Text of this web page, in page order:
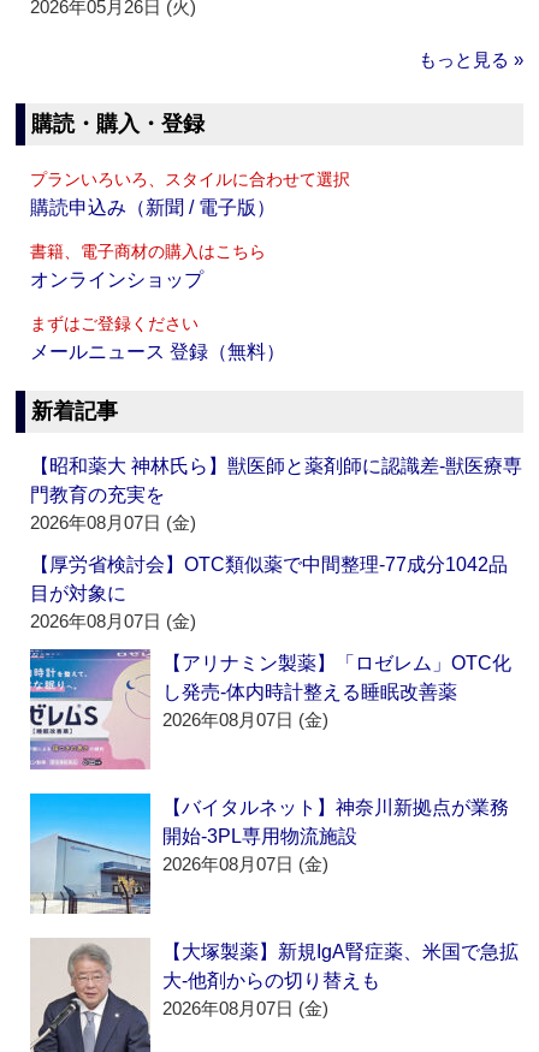
2026年05月26日 (火)
もっと見る »
購読・購入・登録
プランいろいろ、スタイルに合わせて選択
購読申込み（新聞 / 電子版）
書籍、電子商材の購入はこちら
オンラインショップ
まずはご登録ください
メールニュース 登録（無料）
新着記事
【昭和薬大 神林氏ら】獣医師と薬剤師に認識差‐獣医療専
門教育の充実を
2026年08月07日 (金)
【厚労省検討会】OTC類似薬で中間整理‐77成分1042品
目が対象に
2026年08月07日 (金)
【アリナミン製薬】「ロゼレム」OTC化
し発売‐体内時計整える睡眠改善薬
2026年08月07日 (金)
【バイタルネット】神奈川新拠点が業務
開始‐3PL専用物流施設
2026年08月07日 (金)
【大塚製薬】新規IgA腎症薬、米国で急拡
大‐他剤からの切り替えも
2026年08月07日 (金)